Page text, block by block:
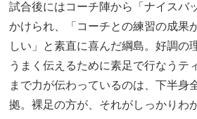
試合後にはコーチ陣から「ナイスバ
かけられ、「コーチとの練習の成果
しい」と素直に喜んだ綱島。好調の
うまく伝えるために素足で行なうテ
まで力が伝わっているのは、下半身
拠。裸足の方が、それがしっかりわ